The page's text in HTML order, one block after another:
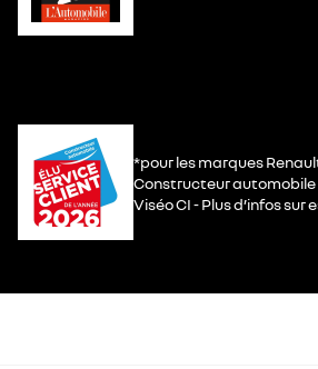
*pour les marques
Constructeur automobile
Viséo CI - Plus d’infos sur